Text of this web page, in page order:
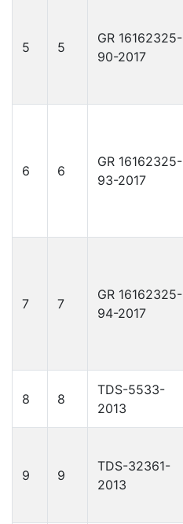
5 5
GR 16162325-
90-2017
6 6
GR 16162325-
93-2017
7 7
GR 16162325-
94-2017
8 8
TDS-5533-
2013
9 9
TDS-32361-
2013